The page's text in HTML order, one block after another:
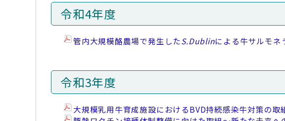
令和4年度
管内大規模酪農場で発生したS.Dublinによる牛サルモネ
令和3年度
大規模乳用牛育成施設におけるBVD持続感染牛対策の取